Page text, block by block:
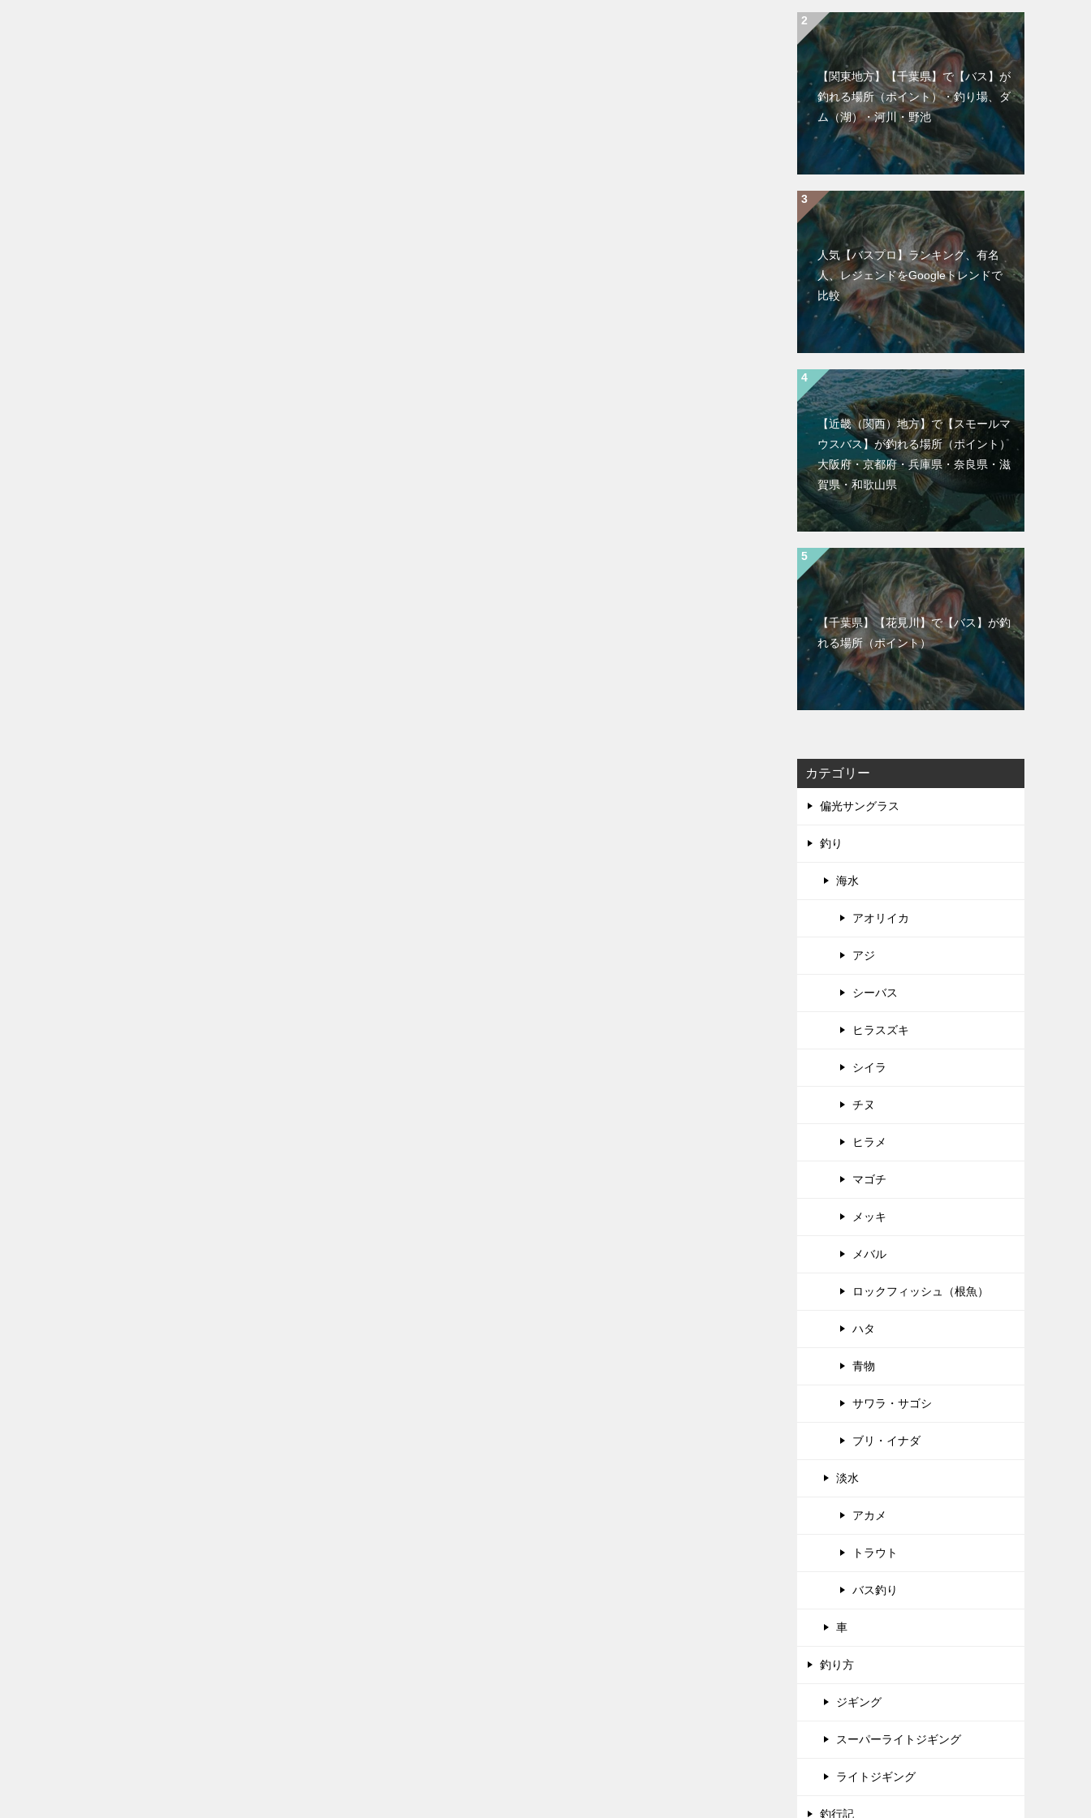
【関東地方】【千葉県】で【バス】が
釣れる場所（ポイント）・釣り場、ダ
ム（湖）・河川・野池
人気【バスプロ】ランキング、有名
人、レジェンドをGoogleトレンドで
比較
【近畿（関西）地方】で【スモールマ
ウスバス】が釣れる場所（ポイント）
大阪府・京都府・兵庫県・奈良県・滋
賀県・和歌山県
【千葉県】【花見川】で【バス】が釣
れる場所（ポイント）
カテゴリー
偏光サングラス
釣り
海水
アオリイカ
アジ
シーバス
ヒラスズキ
シイラ
チヌ
ヒラメ
マゴチ
メッキ
メバル
ロックフィッシュ（根魚）
ハタ
青物
サワラ・サゴシ
ブリ・イナダ
淡水
アカメ
トラウト
バス釣り
車
釣り方
ジギング
スーパーライトジギング
ライトジギング
釣行記